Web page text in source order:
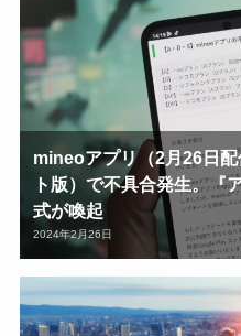
mineoアプリ（2月26日
ト版）で不具合発生。『
式が喚起
2024年2月26日